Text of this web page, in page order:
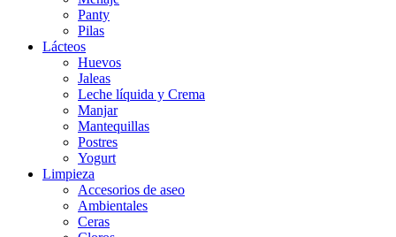
Panty
Pilas
Lácteos
Huevos
Jaleas
Leche líquida y Crema
Manjar
Mantequillas
Postres
Yogurt
Limpieza
Accesorios de aseo
Ambientales
Ceras